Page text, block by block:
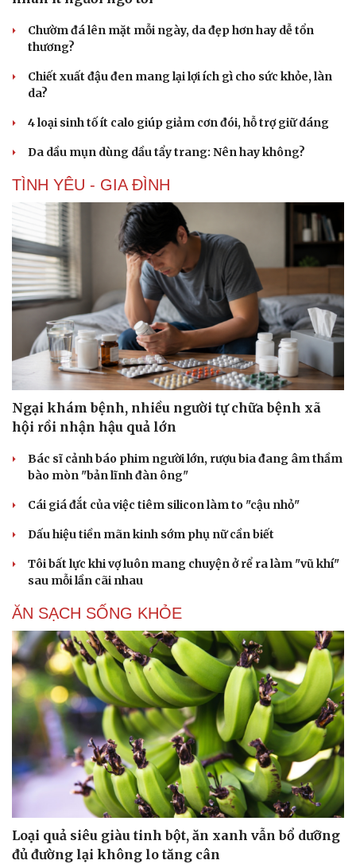
Tư vấn
Săn Tour
Podcast
Câu chuyện thời sự
Đọc truyện đêm khuya
Chườm đá lên mặt mỗi ngày, da đẹp hơn hay dễ tổn
thương?
Chiết xuất đậu đen mang lại lợi ích gì cho sức khỏe, làn
da?
4 loại sinh tố ít calo giúp giảm cơn đói, hỗ trợ giữ dáng
Da dầu mụn dùng dầu tẩy trang: Nên hay không?
TÌNH YÊU - GIA ĐÌNH
Ngại khám bệnh, nhiều người tự chữa bệnh xã
hội rồi nhận hậu quả lớn
Bác sĩ cảnh báo phim người lớn, rượu bia đang âm thầm
bào mòn "bản lĩnh đàn ông"
Cái giá đắt của việc tiêm silicon làm to "cậu nhỏ"
Dấu hiệu tiền mãn kinh sớm phụ nữ cần biết
Tôi bất lực khi vợ luôn mang chuyện ở rể ra làm "vũ khí"
sau mỗi lần cãi nhau
ĂN SẠCH SỐNG KHỎE
Loại quả siêu giàu tinh bột, ăn xanh vẫn bổ dưỡng
đủ đường lại không lo tăng cân